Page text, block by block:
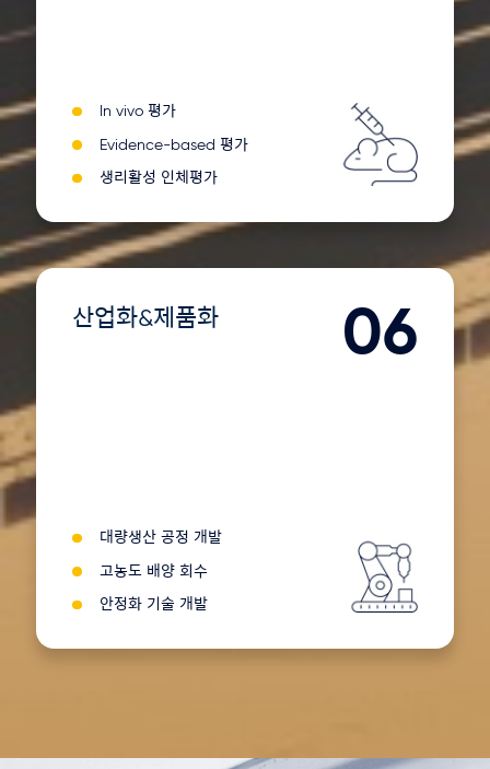
In vivo 평가
Evidence-based 평가
생리활성 인체평가
06
산업화&제품화
대량생산 공정 개발
고농도 배양 회수
안정화 기술 개발